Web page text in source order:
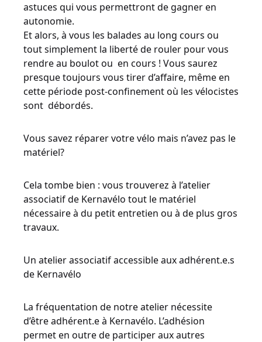
astuces qui vous permettront de gagner en
autonomie.
Et alors, à vous les balades au long cours ou
tout simplement la liberté de rouler pour vous
rendre au boulot ou en cours ! Vous saurez
presque toujours vous tirer d’affaire, même en
cette période post-confinement où les vélocistes
sont débordés.
Vous savez réparer votre vélo mais n’avez pas le
matériel?
Cela tombe bien : vous trouverez à l’atelier
associatif de Kernavélo tout le matériel
nécessaire à du petit entretien ou à de plus gros
travaux.
Un atelier associatif accessible aux adhérent.e.s
de Kernavélo
La fréquentation de notre atelier nécessite
d’être adhérent.e à Kernavélo. L’adhésion
permet en outre de participer aux autres